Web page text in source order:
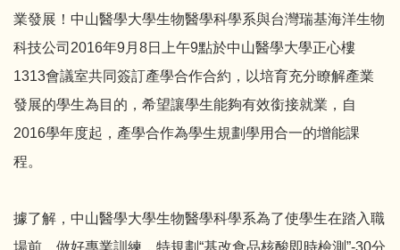
業發展！中山醫學大學生物醫學科學系與台灣瑞基海洋生物
科技公司2016年9月8日上午9點於中山醫學大學正心樓
1313會議室共同簽訂產學合作合約，以培育充分瞭解產業
發展的學生為目的，希望讓學生能夠有效銜接就業，自
2016學年度起，產學合作為學生規劃學用合一的增能課
程。
據了解，中山醫學大學生物醫學科學系為了使學生在踏入職